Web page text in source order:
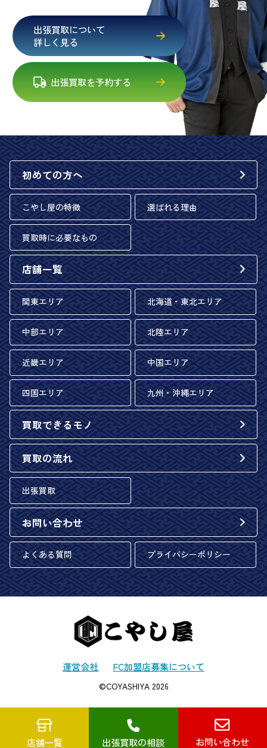
出張買取について
詳しく見る
出張買取を予約する
初めての方へ
こやし屋の特徴 選ばれる理由
買取時に必要なもの
店舗一覧
関東エリア 北海道・東北エリア
中部エリア 北陸エリア
近畿エリア 中国エリア
四国エリア 九州・沖縄エリア
買取できるモノ
買取の流れ
出張買取
お問い合わせ
よくある質問 プライバシーポリシー
運営会社 FC加盟店募集について
©COYASHIYA 2026
店舗一覧 出張買取の相談 お問い合わせ